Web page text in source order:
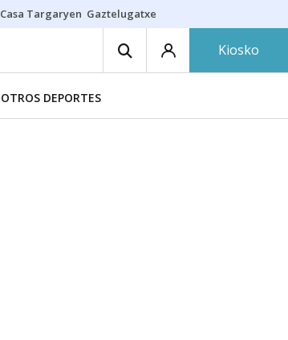
Casa Targaryen Gaztelugatxe
Kiosko
OTROS DEPORTES